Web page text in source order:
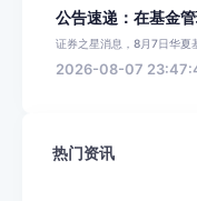
公告速递：在基金
证券之星消息，8月7日华夏
2026-08-07
热门资讯